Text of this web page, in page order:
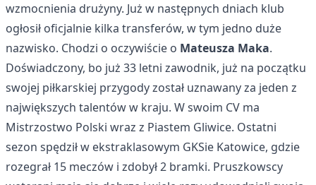
wzmocnienia drużyny. Już w następnych dniach klub
ogłosił oficjalnie kilka transferów, w tym jedno duże
nazwisko. Chodzi o oczywiście o Mateusza Maka.
Doświadczony, bo już 33 letni zawodnik, już na początku
swojej piłkarskiej przygody został uznawany za jeden z
największych talentów w kraju. W swoim CV ma
Mistrzostwo Polski wraz z Piastem Gliwice. Ostatni
sezon spędził w ekstraklasowym GKSie Katowice, gdzie
rozegrał 15 meczów i zdobył 2 bramki. Pruszkowscy